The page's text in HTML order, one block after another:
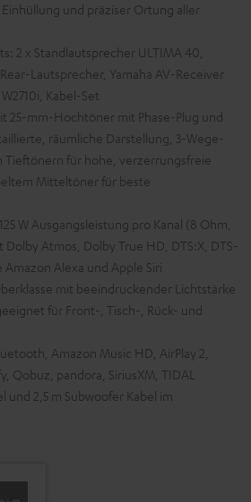
und präziser Ortung aller
2 x Standlautsprecher ULTIMA 40,
Lautsprecher, Yamaha AV-Receiver
Kabel-Set
25-mm-Hochtöner mit Phase-Plug und
räumliche Darstellung, 3-Wege-
Tieftönern für hohe, verzerrungsfreie
Mitteltöner für beste
W Ausgangsleistung pro Kanal (8 Ohm,
Atmos, Dolby True HD, DTS:X, DTS-
Alexa und Apple Siri
mit beeindruckender Lichtstärke
für Front-, Tisch-, Rück- und
Amazon Music HD, AirPlay 2,
Qobuz, pandora, SiriusXM, TIDAL
und 2,5 m Subwoofer Kabel im